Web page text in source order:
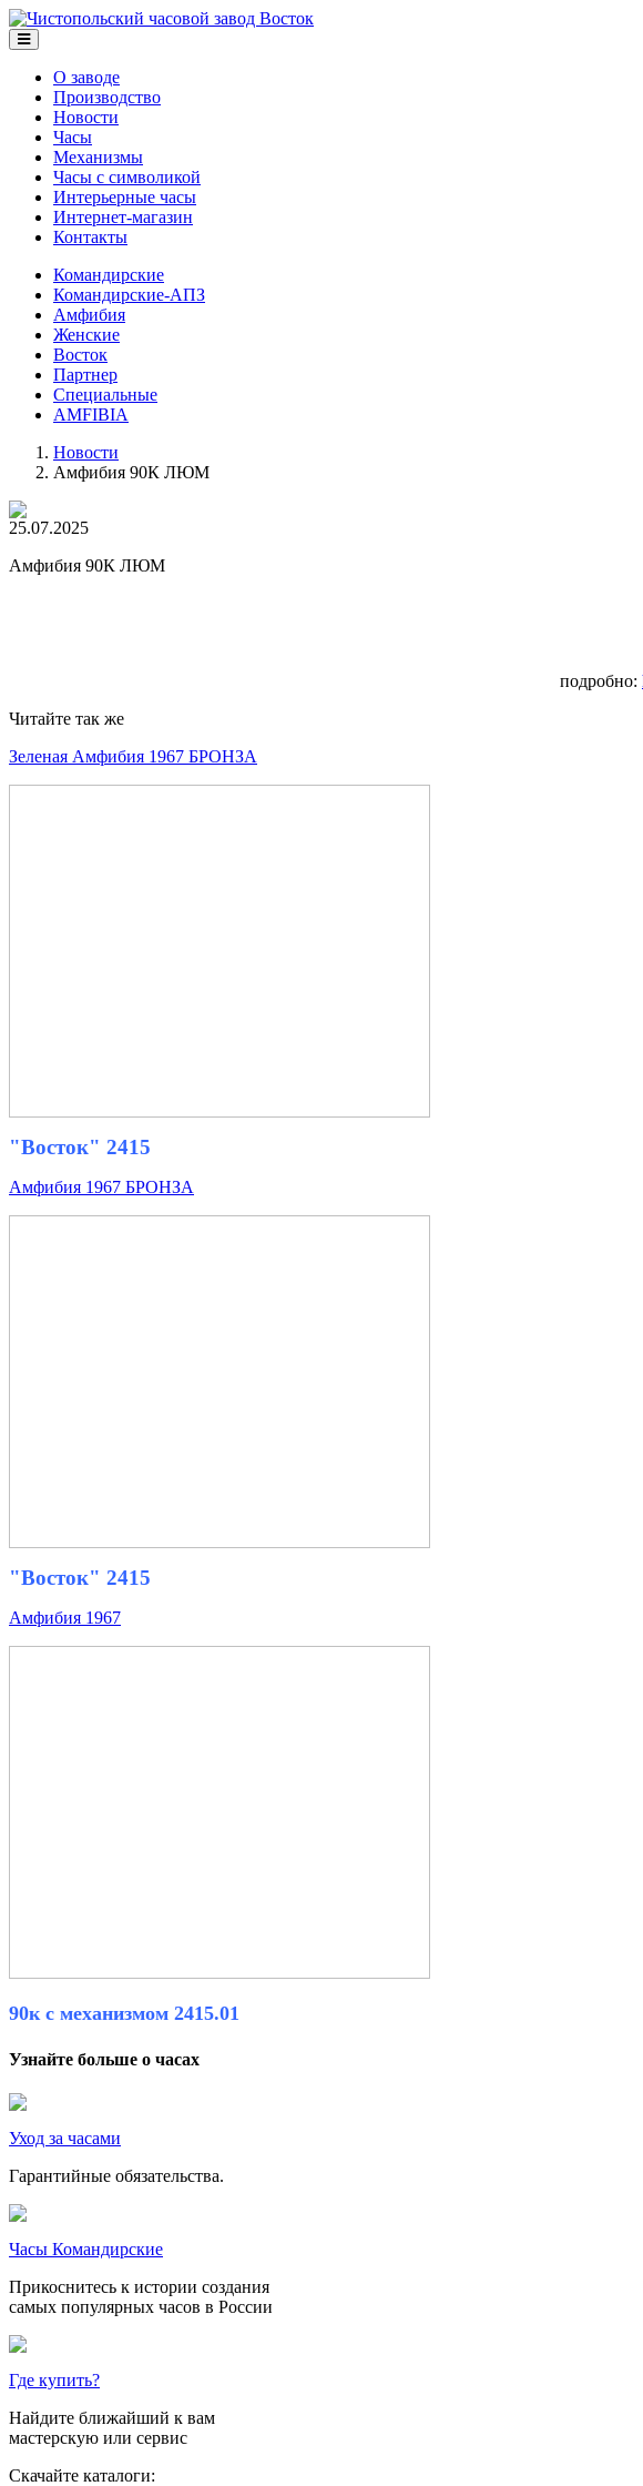
О заводе
Производство
Новости
Часы
Механизмы
Часы с символикой
Интерьерные часы
Интернет-магазин
Контакты
Командирские
Командирские-АПЗ
Амфибия
Женские
Восток
Партнер
Специальные
AMFIBIA
Новости
Амфибия 90К ЛЮМ
25.07.2025
Амфибия 90К ЛЮМ
подробно:
Читайте так же
Зеленая Амфибия 1967 БРОНЗА
"Восток" 2415
Амфибия 1967 БРОНЗА
"Восток" 2415
Амфибия 1967
90к с механизмом 2415.01
Узнайте больше о часах
Уход за часами
Гарантийные обязательства.
Часы Командирские
Прикоснитесь к истории создания
самых популярных часов в России
Где купить?
Найдите ближайший к вам
мастерскую или сервис
Скачайте каталоги: